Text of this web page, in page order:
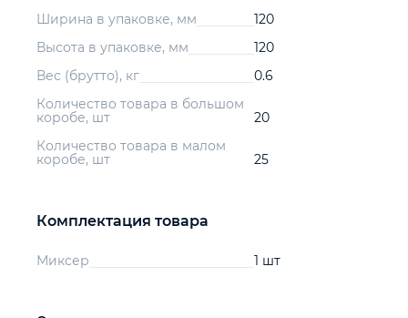
Ширина в упаковке, мм
120
Высота в упаковке, мм
120
Вес (брутто), кг
0.6
Количество товара в большом
коробе, шт
20
Количество товара в малом
коробе, шт
25
Комплектация товара
Миксер 1 шт